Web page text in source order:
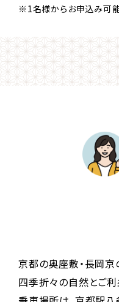
※1名様からお申込み可能
京都の奥座敷・長岡京
四季折々の自然とご利